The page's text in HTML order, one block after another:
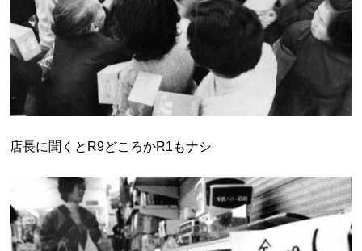
店長に聞くとR9どころかR1もナシ